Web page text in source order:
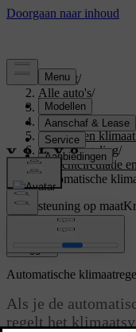
Support/
Alle auto's/
V60 2027
Comfort en
Klimaatregeling/
Luchtcirculatie
Automatische
Ondersteuning op maat
auto.
Automatische
Als je de
regelt het